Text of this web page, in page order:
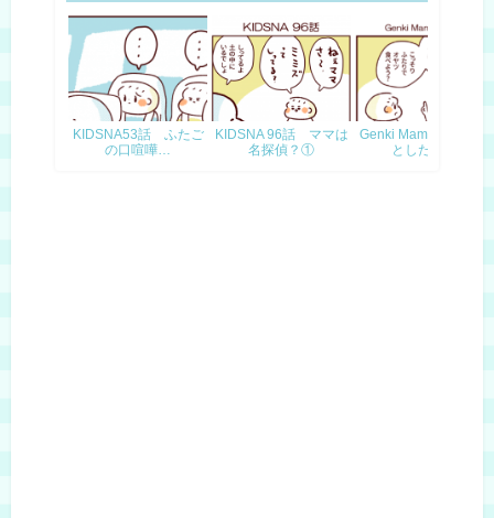
KIDSNA53話 ふたご
の口喧嘩…
KIDSNA 96話 ママは
名探偵？①
Genki Mama31話 ふ
としたと…